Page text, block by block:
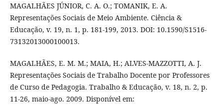
MAGALHÃES JÚNIOR, C. A. O.; TOMANIK, E. A.
Representações Sociais de Meio Ambiente. Ciência &
Educação, v. 19, n. 1, p. 181-199, 2013. DOI: 10.1590/S1516-
73132013000100013.
MAGALHÃES, E. M. M.; MAIA, H.; ALVES-MAZZOTTI, A. J.
Representações Sociais de Trabalho Docente por Professores
de Curso de Pedagogia. Trabalho & Educação, v. 18, n. 2, p.
11-26, maio-ago. 2009. Disponível em: